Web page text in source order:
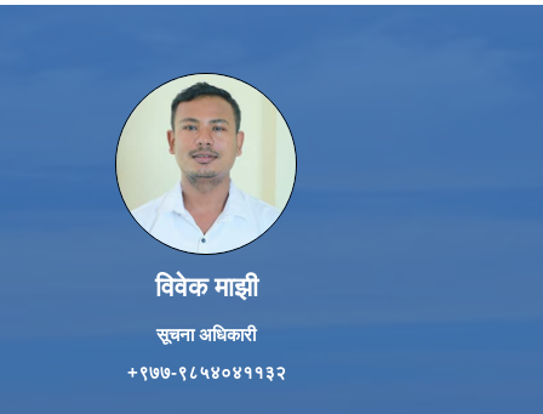
विवेक माझी
सूचना अधिकारी
+९७७-९८५४०४११३२